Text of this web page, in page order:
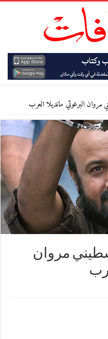
مروان البرغوثي مانديلا العرب
مروان